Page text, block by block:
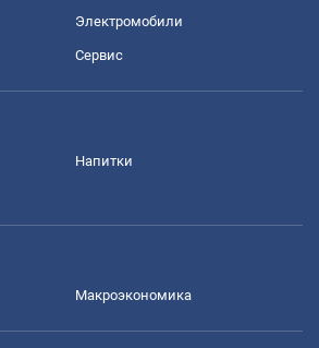
Электромобили
Сервис
Напитки
Mакроэкономика